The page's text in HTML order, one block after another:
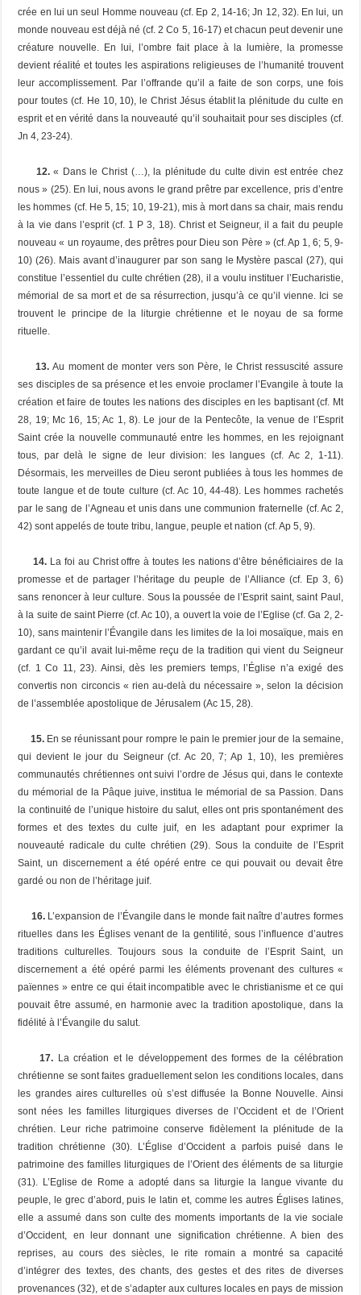
crée en lui un seul Homme nouveau (cf. Ep 2, 14-16; Jn 12, 32). En lui, un
monde nouveau est déjà né (cf. 2 Co 5, 16-17) et chacun peut devenir une
créature nouvelle. En lui, l’ombre fait place à la lumière, la promesse
devient réalité et toutes les aspirations religieuses de l’humanité trouvent
leur accomplissement. Par l’offrande qu’il a faite de son corps, une fois
pour toutes (cf. He 10, 10), le Christ Jésus établit la plénitude du culte en
esprit et en vérité dans la nouveauté qu’il souhaitait pour ses disciples (cf.
Jn 4, 23-24).
12. « Dans le Christ (…), la plénitude du culte divin est entrée chez
nous » (25). En lui, nous avons le grand prêtre par excellence, pris d’entre
les hommes (cf. He 5, 15; 10, 19-21), mis à mort dans sa chair, mais rendu
à la vie dans l’esprit (cf. 1 P 3, 18). Christ et Seigneur, il a fait du peuple
nouveau « un royaume, des prêtres pour Dieu son Père » (cf. Ap 1, 6; 5, 9-
10) (26). Mais avant d’inaugurer par son sang le Mystère pascal (27), qui
constitue l’essentiel du culte chrétien (28), il a voulu instituer l’Eucharistie,
mémorial de sa mort et de sa résurrection, jusqu’à ce qu’il vienne. Ici se
trouvent le principe de la liturgie chrétienne et le noyau de sa forme
rituelle.
13. Au moment de monter vers son Père, le Christ ressuscité assure
ses disciples de sa présence et les envoie proclamer l’Evangile à toute la
création et faire de toutes les nations des disciples en les baptisant (cf. Mt
28, 19; Mc 16, 15; Ac 1, 8). Le jour de la Pentecôte, la venue de l’Esprit
Saint crée la nouvelle communauté entre les hommes, en les rejoignant
tous, par delà le signe de leur division: les langues (cf. Ac 2, 1-11).
Désormais, les merveilles de Dieu seront publiées à tous les hommes de
toute langue et de toute culture (cf. Ac 10, 44-48). Les hommes rachetés
par le sang de l’Agneau et unis dans une communion fraternelle (cf. Ac 2,
42) sont appelés de toute tribu, langue, peuple et nation (cf. Ap 5, 9).
14. La foi au Christ offre à toutes les nations d’être bénéficiaires de la
promesse et de partager l’héritage du peuple de l’Alliance (cf. Ep 3, 6)
sans renoncer à leur culture. Sous la poussée de l’Esprit saint, saint Paul,
à la suite de saint Pierre (cf. Ac 10), a ouvert la voie de l’Eglise (cf. Ga 2, 2-
10), sans maintenir l’Évangile dans les limites de la loi mosaïque, mais en
gardant ce qu’il avait lui-même reçu de la tradition qui vient du Seigneur
(cf. 1 Co 11, 23). Ainsi, dès les premiers temps, l’Église n’a exigé des
convertis non circoncis « rien au-delà du nécessaire », selon la décision
de l’assemblée apostolique de Jérusalem (Ac 15, 28).
15. En se réunissant pour rompre le pain le premier jour de la semaine,
qui devient le jour du Seigneur (cf. Ac 20, 7; Ap 1, 10), les premières
communautés chrétiennes ont suivi l’ordre de Jésus qui, dans le contexte
du mémorial de la Pâque juive, institua le mémorial de sa Passion. Dans
la continuité de l’unique histoire du salut, elles ont pris spontanément des
formes et des textes du culte juif, en les adaptant pour exprimer la
nouveauté radicale du culte chrétien (29). Sous la conduite de l’Esprit
Saint, un discernement a été opéré entre ce qui pouvait ou devait être
gardé ou non de l’héritage juif.
16. L’expansion de l’Évangile dans le monde fait naître d’autres formes
rituelles dans les Églises venant de la gentilité, sous l’influence d’autres
traditions culturelles. Toujours sous la conduite de l’Esprit Saint, un
discernement a été opéré parmi les éléments provenant des cultures «
païennes » entre ce qui était incompatible avec le christianisme et ce qui
pouvait être assumé, en harmonie avec la tradition apostolique, dans la
fidélité à l’Évangile du salut.
17. La création et le développement des formes de la célébration
chrétienne se sont faites graduellement selon les conditions locales, dans
les grandes aires culturelles où s’est diffusée la Bonne Nouvelle. Ainsi
sont nées les familles liturgiques diverses de l’Occident et de l’Orient
chrétien. Leur riche patrimoine conserve fidèlement la plénitude de la
tradition chrétienne (30). L’Église d’Occident a parfois puisé dans le
patrimoine des familles liturgiques de l’Orient des éléments de sa liturgie
(31). L’Eglise de Rome a adopté dans sa liturgie la langue vivante du
peuple, le grec d’abord, puis le latin et, comme les autres Églises latines,
elle a assumé dans son culte des moments importants de la vie sociale
d’Occident, en leur donnant une signification chrétienne. A bien des
reprises, au cours des siècles, le rite romain a montré sa capacité
d’intégrer des textes, des chants, des gestes et des rites de diverses
provenances (32), et de s’adapter aux cultures locales en pays de mission